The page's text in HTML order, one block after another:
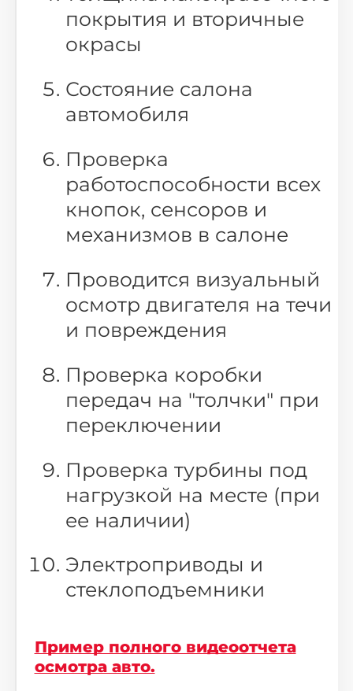
покрытия и вторичные
окрасы
Состояние салона
автомобиля
Проверка
работоспособности всех
кнопок, сенсоров и
механизмов в салоне
Проводится визуальный
осмотр двигателя на течи
и повреждения
Проверка коробки
передач на "толчки" при
переключении
Проверка турбины под
нагрузкой на месте (при
ее наличии)
Электроприводы и
стеклоподъемники
Пример полного видеоотчета
осмотра авто.